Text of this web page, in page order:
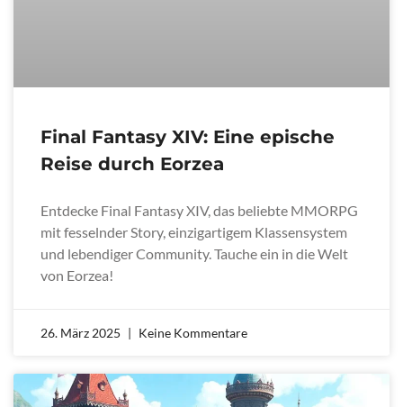
Final Fantasy XIV: Eine epische
Reise durch Eorzea
Entdecke Final Fantasy XIV, das beliebte MMORPG
mit fesselnder Story, einzigartigem Klassensystem
und lebendiger Community. Tauche ein in die Welt
von Eorzea!
26. März 2025 Keine Kommentare